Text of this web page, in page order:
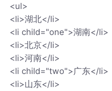
<ul>
<li>湖北</li>
<li child="one">湖南</li>
<li>北京</li>
<li>河南</li>
<li child="two">广东</li>
<li>山东</li>